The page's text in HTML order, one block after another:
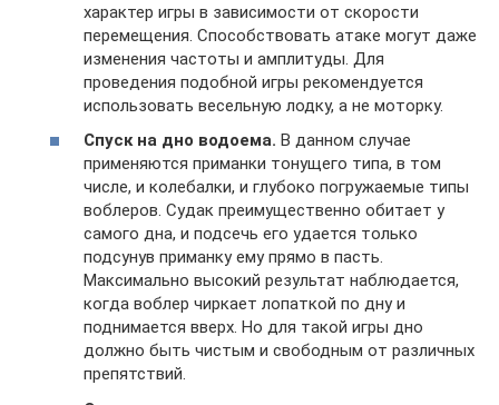
характер игры в зависимости от скорости
перемещения. Способствовать атаке могут даже
изменения частоты и амплитуды. Для
проведения подобной игры рекомендуется
использовать весельную лодку, а не моторку.
Спуск на дно водоема. В данном случае
применяются приманки тонущего типа, в том
числе, и колебалки, и глубоко погружаемые типы
воблеров. Судак преимущественно обитает у
самого дна, и подсечь его удается только
подсунув приманку ему прямо в пасть.
Максимально высокий результат наблюдается,
когда воблер чиркает лопаткой по дну и
поднимается вверх. Но для такой игры дно
должно быть чистым и свободным от различных
препятствий.